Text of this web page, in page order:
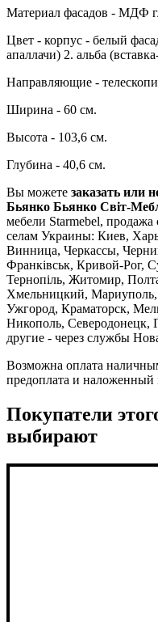
Материал фасадов - МДФ
Цвет - корпус - белый
апаллачи) 2. альба
Направляющие -
Ширина - 60 см.
Высота - 103,6 см.
Глубина - 40,6 см.
Вы можете заказать или
Бьянко Бьянко Світ-
мебели Starmebel, продажа
селам Украины: Киев,
Винница, Черкассы,
Франківськ, Кривой-Рог,
Тернопіль, Житомир,
Хмельницкий,
Ужгород, Краматорск,
Никополь, Северодонецк,
другие - через службы
Возможна оплата
предоплата и наложенный
Покупатели
выбирают